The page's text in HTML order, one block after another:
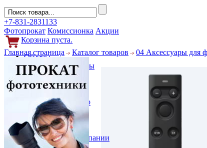
+7-831-2831133
Фотопрокат Комиссионка Акции
Корзина пуста.
Обзоры
Фотоаппараты
Объективы
Фильтры
Фото и видео
Гаджеты
Аксессуары
Слухи
Новости компании
Главная страница Каталог товаров 04 Аксессуары для